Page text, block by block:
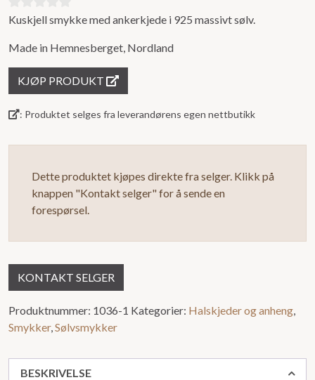
0
av
5
Kuskjell smykke med ankerkjede i 925 massivt sølv.
Made in Hemnesberget, Nordland
KJØP PRODUKT
: Produktet selges fra leverandørens egen nettbutikk
Dette produktet kjøpes direkte fra selger. Klikk på
knappen "Kontakt selger" for å sende en
forespørsel.
KONTAKT SELGER
Produktnummer: 1036-1 Kategorier: Halskjeder og anheng,
Smykker,Sølvsmykker
BESKRIVELSE